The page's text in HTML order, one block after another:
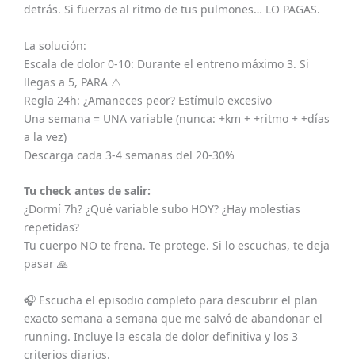
detrás. Si fuerzas al ritmo de tus pulmones… LO PAGAS.
La solución:
Escala de dolor 0-10: Durante el entreno máximo 3. Si
llegas a 5, PARA ⚠️
Regla 24h: ¿Amaneces peor? Estímulo excesivo
Una semana = UNA variable (nunca: +km + +ritmo + +días
a la vez)
Descarga cada 3-4 semanas del 20-30%
Tu check antes de salir:
¿Dormí 7h? ¿Qué variable subo HOY? ¿Hay molestias
repetidas?
Tu cuerpo NO te frena. Te protege. Si lo escuchas, te deja
pasar 🙏
🎧 Escucha el episodio completo para descubrir el plan
exacto semana a semana que me salvó de abandonar el
running. Incluye la escala de dolor definitiva y los 3
criterios diarios.